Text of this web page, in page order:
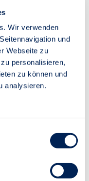
Wir verwenden
und
Webseite zu
personalisieren,
zu können und
analysieren.